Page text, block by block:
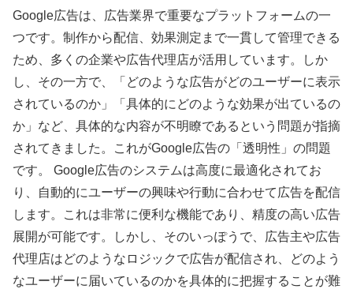
Google広告は、広告業界で重要なプラットフォームの一
つです。制作から配信、効果測定まで一貫して管理できる
ため、多くの企業や広告代理店が活用しています。しか
し、その一方で、「どのような広告がどのユーザーに表示
されているのか」「具体的にどのような効果が出ているの
か」など、具体的な内容が不明瞭であるという問題が指摘
されてきました。これがGoogle広告の「透明性」の問題
です。 Google広告のシステムは高度に最適化されてお
り、自動的にユーザーの興味や行動に合わせて広告を配信
します。これは非常に便利な機能であり、精度の高い広告
展開が可能です。しかし、そのいっぽうで、広告主や広告
代理店はどのようなロジックで広告が配信され、どのよう
なユーザーに届いているのかを具体的に把握することが難